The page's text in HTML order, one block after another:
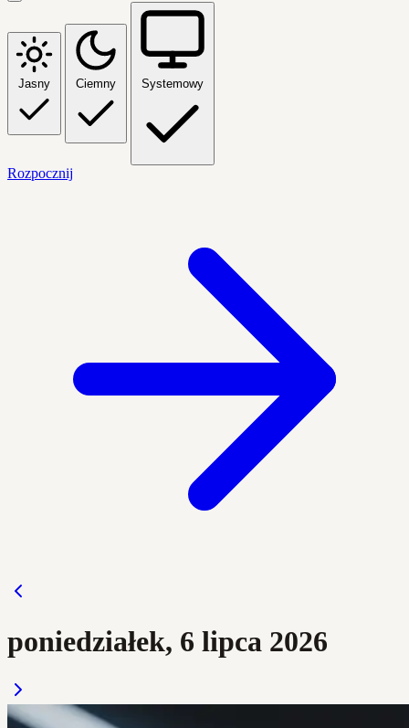
Jasny Ciemny Systemowy
Rozpocznij
poniedziałek, 6 lipca 2026